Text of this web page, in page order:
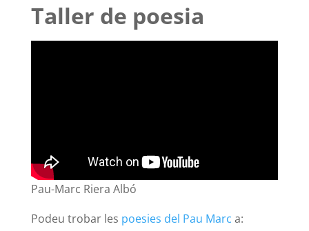
Taller de poesia
Pau-Marc Riera Albó
Podeu trobar les poesies del Pau Marc a: